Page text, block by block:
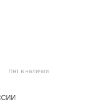
Нет в наличии